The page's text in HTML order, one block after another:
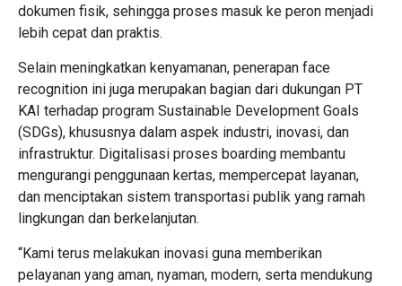
dokumen fisik, sehingga proses masuk ke peron menjadi
lebih cepat dan praktis.
Selain meningkatkan kenyamanan, penerapan face
recognition ini juga merupakan bagian dari dukungan PT
KAI terhadap program Sustainable Development Goals
(SDGs), khususnya dalam aspek industri, inovasi, dan
infrastruktur. Digitalisasi proses boarding membantu
mengurangi penggunaan kertas, mempercepat layanan,
dan menciptakan sistem transportasi publik yang ramah
lingkungan dan berkelanjutan.
“Kami terus melakukan inovasi guna memberikan
pelayanan yang aman, nyaman, modern, serta mendukung